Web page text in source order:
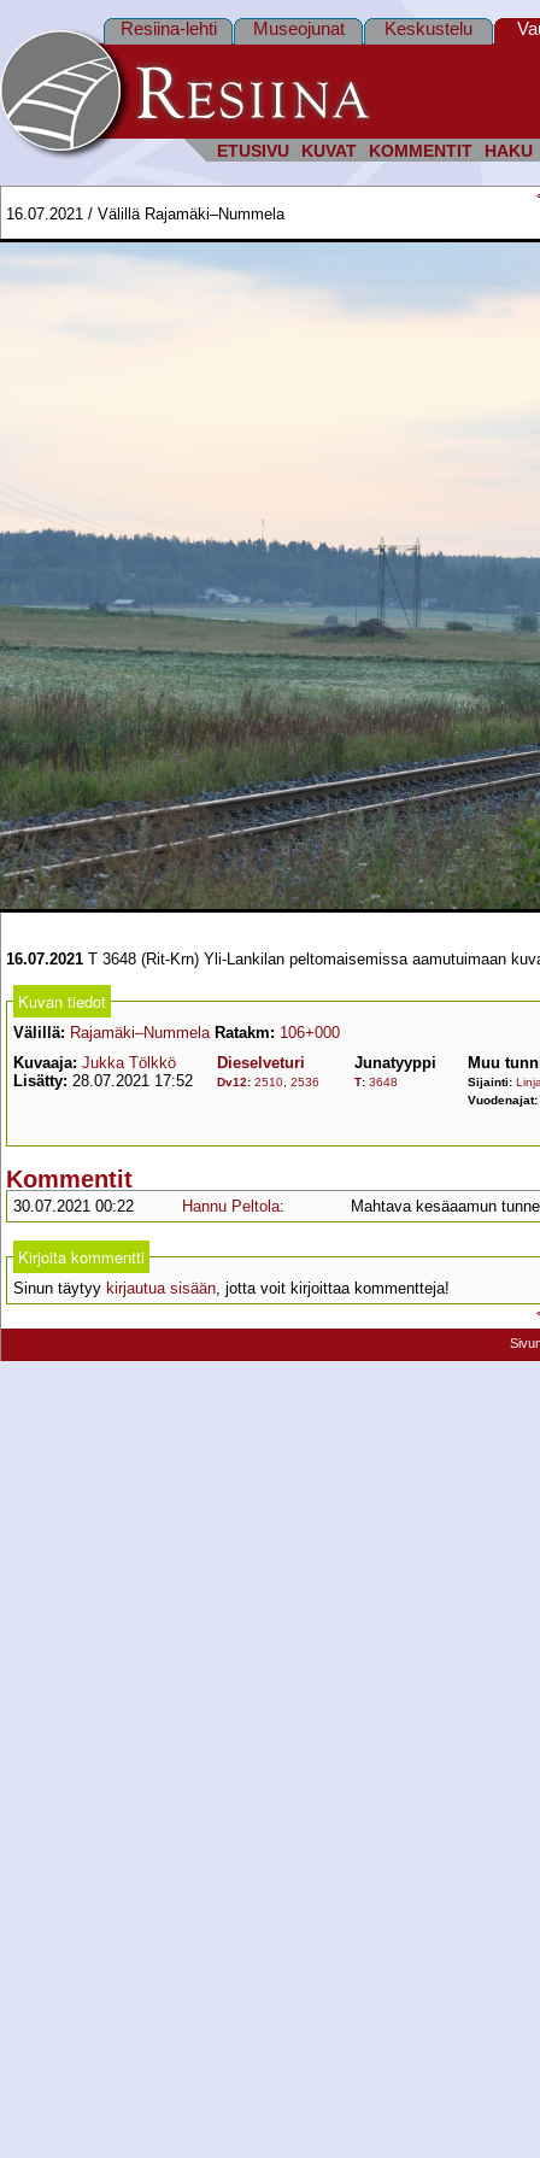
ETUSIVU KUVAT KOMMENTIT HAKU
Resiina-lehti Museojunat Keskustelu
16.07.2021 / Välillä Rajamäki–Nummela
16.07.2021 T 3648 (Rit-Krn) Yli-Lankilan peltomaisemissa aamutuimaan
Kuvan tiedot
Välillä: Rajamäki–Nummela Ratakm: 106+000
Kuvaaja: Jukka Tölkkö
Lisätty: 28.07.2021 17:52
Dieselveturi
Dv12: 2510 2536
Junatyyppi
T: 3648
Muu
Sijainti:
Vuodenajat:
Kommentit
30.07.2021 00:22 Hannu Peltola: Mahtava kesäaamun
Kirjoita kommentti
Sinun täytyy kirjautua sisään, jotta voit kirjoittaa kommentteja!